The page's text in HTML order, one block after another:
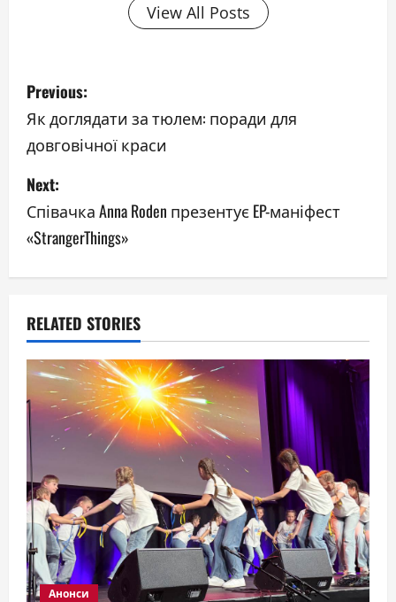
View All Posts
P
o
s
t
n
a
i
g
a
t
i
o
n
Previous:
Як доглядати за тюлем: поради для
довговічної краси
Next:
Співачка Anna Roden презентує EP-маніфест
«StrangerThings»
RELATED STORIES
Анонси